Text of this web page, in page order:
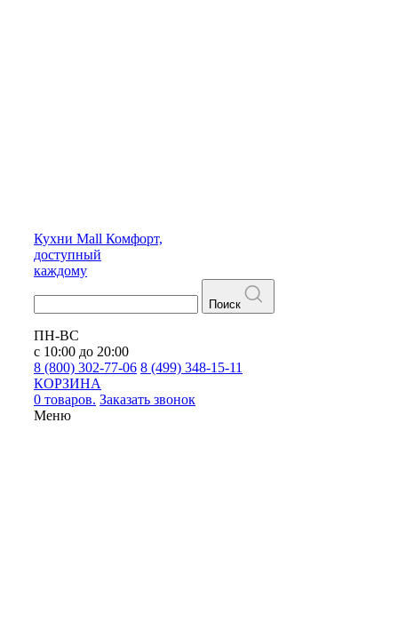
Кухни Mall Комфорт,
доступный
каждому
Поиск
ПН-ВС
с 10:00 до 20:00
8 (800) 302-77-06 8 (499) 348-15-11
КОРЗИНА
0 товаров. Заказать звонок
Меню